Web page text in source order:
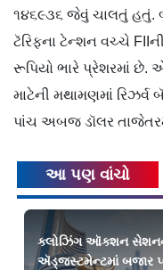
૧૪૬૯૩૬ જેવું ચાલતું હતું.
ટૅરિફના ટેન્શન વચ્ચે
રૂપિયો ભારે પ્રેશરમાં છે.
માટેની મથામણમાં
પાંચ અબજ ડૉલર
આ પણ વાંચો
ક્લોઝિંગ ઑક્શન
ઍડ્જસ્ટમેન્ટમાં બજાર